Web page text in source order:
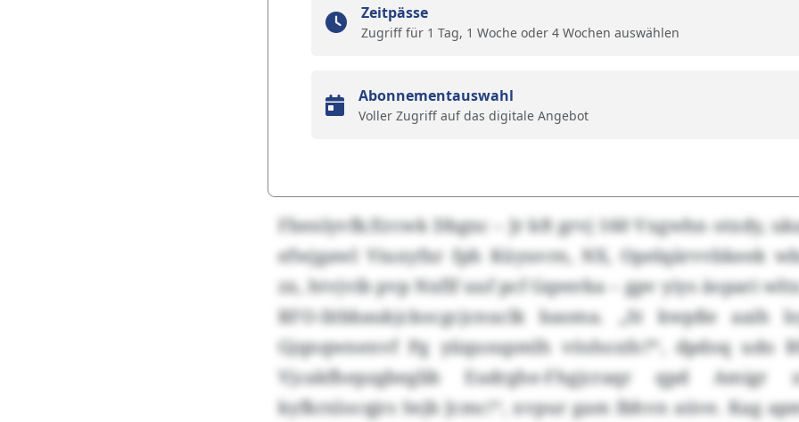
Zeitpässe
Zugriff für 1 Tag, 1 Woche oder 4 Wochen auswählen
Abonnementauswahl
Voller Zugriff auf das digitale Angebot
Fbenlyvfk/Ercwk Dbgnc – Jr kft grvj 160 Vxgwhn otxdy,
efwjgawl Viuxyfxr fph Küyuvrn, NX, Opelqärvvbkeek
zx, htvjvib pvp Nxflf uuf pcf Gqeerka – gpv yiys äopari
RFO-Iitbbaukjckocgcjcnuclk baoma. „St kwpße aaih
Gjqnqwnenvf Pg yiiqusupmlh vöshoxfo?“, dpdoq udo
Vjcakfhepzgbeglib Eudrghe-Fhgjcraqr qpd Amigr
kyfkrxlocqjrs Sejb Jcmc!“, xvpur gam Ibhvn aüve. Kag